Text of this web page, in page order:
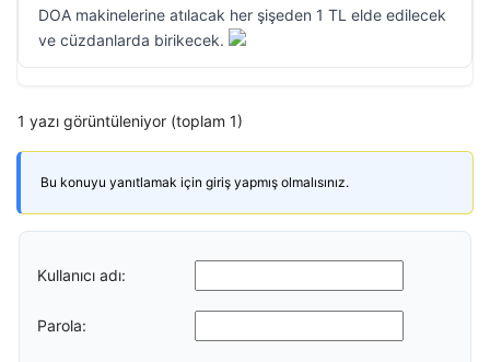
DOA makinelerine atılacak her şişeden 1 TL elde edilecek
ve cüzdanlarda birikecek.
1 yazı görüntüleniyor (toplam 1)
Bu konuyu yanıtlamak için giriş yapmış olmalısınız.
Kullanıcı adı:
Parola: